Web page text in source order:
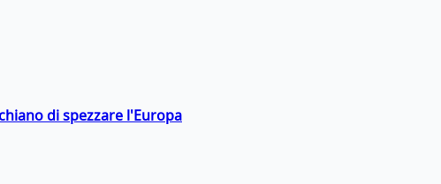
di spezzare l'Europa